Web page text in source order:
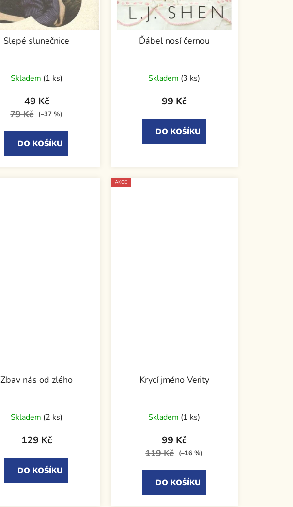
Slepé slunečnice
Skladem (1 ks)
49 Kč
79 Kč (–37 %)
DO KOŠÍKU
Ďábel nosí černou
Skladem (3 ks)
99 Kč
DO KOŠÍKU
Zbav nás od zlého
Skladem (2 ks)
129 Kč
DO KOŠÍKU
AKCE
Krycí jméno Verity
Skladem (1 ks)
99 Kč
119 Kč (–16 %)
DO KOŠÍKU